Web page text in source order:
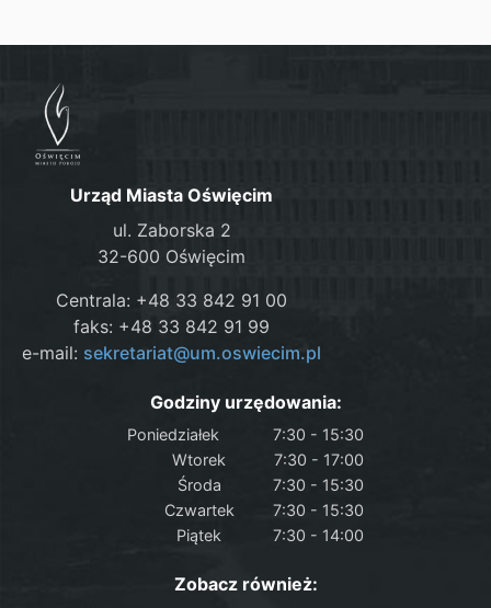
Urząd Miasta Oświęcim
ul. Zaborska 2
32-600 Oświęcim
Centrala: +48 33 842 91 00
faks: +48 33 842 91 99
e-mail: sekretariat@um.oswiecim.pl
Godziny urzędowania:
Poniedziałek
7:30 - 15:30
Wtorek
7:30 - 17:00
Środa
7:30 - 15:30
Czwartek
7:30 - 15:30
Piątek
7:30 - 14:00
Zobacz również: